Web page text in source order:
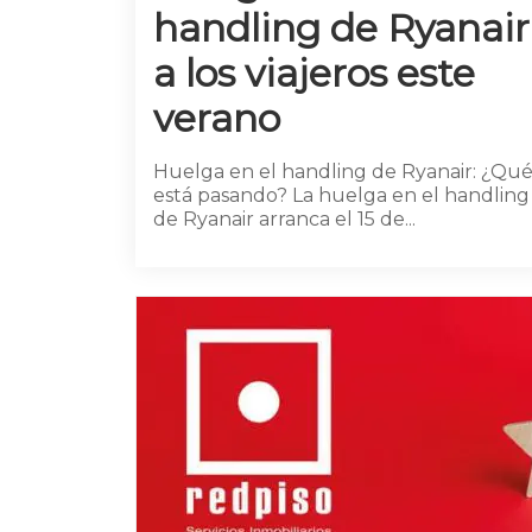
handling de Ryanair
a los viajeros este
verano
Huelga en el handling de Ryanair: ¿Qué
está pasando? La huelga en el handling
de Ryanair arranca el 15 de...